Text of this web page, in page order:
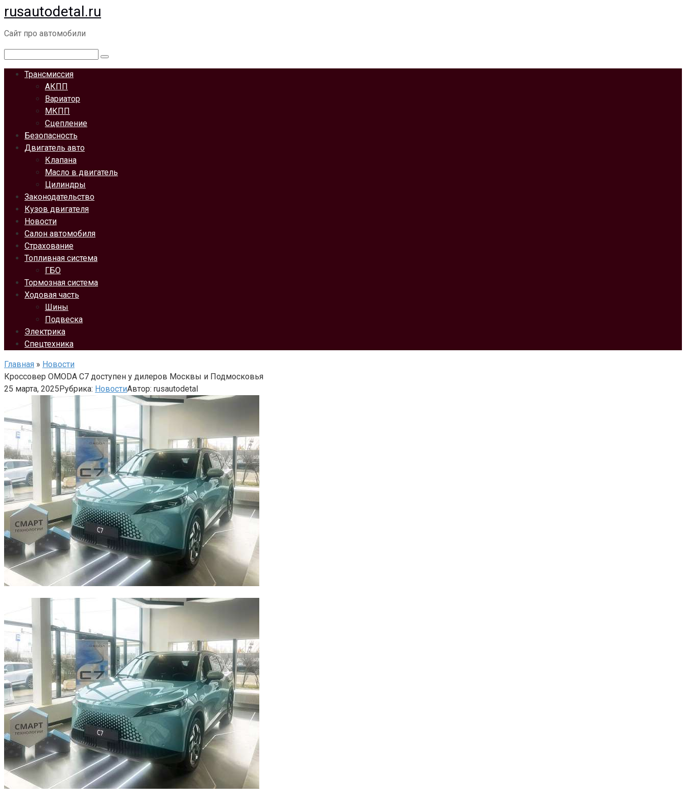
Перейти
к
контенту
rusautodetal.ru
Сайт про автомобили
Трансмиссия
АКПП
Вариатор
МКПП
Сцепление
Безопасность
Двигатель авто
Клапана
Масло в двигатель
Цилиндры
Законодательство
Кузов двигателя
Новости
Салон автомобиля
Страхование
Топливная система
ГБО
Тормозная система
Ходовая часть
Шины
Подвеска
Электрика
Спецтехника
Главная » Новости
Кроссовер OMODA C7 доступен у дилеров Москвы и Подмосковья
25 марта, 2025Рубрика: НовостиАвтор: rusautodetal